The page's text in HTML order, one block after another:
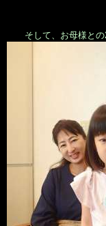
そして、お母様との2